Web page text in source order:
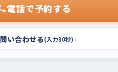
電話で予約する
問い合わせる(入力30秒) ›